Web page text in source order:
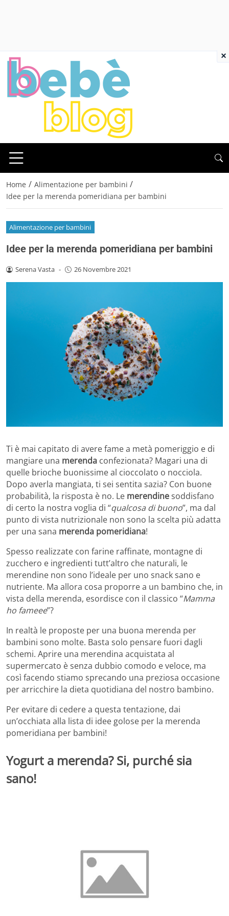
Home / Alimentazione per bambini /
Idee per la merenda pomeridiana per bambini
Alimentazione per bambini
Idee per la merenda pomeridiana per bambini
Serena Vasta - 26 Novembre 2021
Ti è mai capitato di avere fame a metà pomeriggio e di
mangiare una merenda confezionata? Magari una di
quelle brioche buonissime al cioccolato o nocciola.
Dopo averla mangiata, ti sei sentita sazia? Con buone
probabilità, la risposta è no. Le merendinesoddisfano
di certo la nostra voglia di “qualcosa di buono”, ma dal
punto di vista nutrizionale non sono la scelta più adatta
per una sana merenda pomeridiana!
Spesso realizzate con farine raffinate, montagne di
zucchero e ingredienti tutt’altro che naturali, le
merendine non sono l’ideale per uno snack sano e
nutriente. Ma allora cosa proporre a un bambino che, in
vista della merenda, esordisce con il classico “Mamma
ho fameee”?
In realtà le proposte per una buona merenda per
bambini sono molte. Basta solo pensare fuori dagli
schemi. Aprire una merendina acquistata al
supermercato è senza dubbio comodo e veloce, ma
così facendo stiamo sprecando una preziosa occasione
per arricchire la dieta quotidiana del nostro bambino.
Per evitare di cedere a questa tentazione, dai
un’occhiata alla lista di idee golose per la merenda
pomeridiana per bambini!
Yogurt a merenda? Si, purché sia
sano!
×